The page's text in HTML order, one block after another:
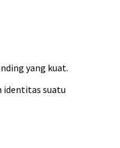
yang kuat.
identitas suatu